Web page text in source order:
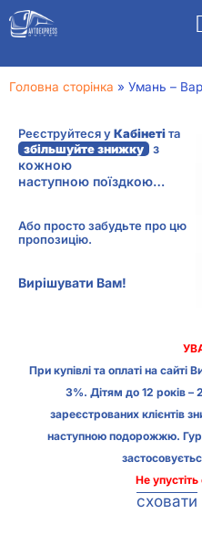
Головна сторінка » Умань –
Реєструйтеся уКабінетіта
збільшуйте знижку з
кожною
наступною поїздкою…
Або просто забудьте про цю
пропозицію.
Вирішувати Вам!
При купівлі та оплаті на
3%. Дітям до 12 років
зареєстрованих клієнтів
наступною подорожжю.
Не
сховати